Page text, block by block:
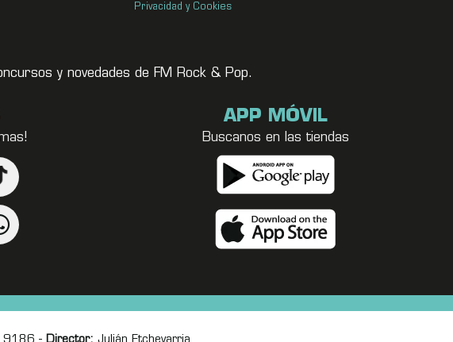
Privacidad y Cookies
y novedades de FM Rock & Pop.
APP MÓVIL
Buscanos en las tiendas